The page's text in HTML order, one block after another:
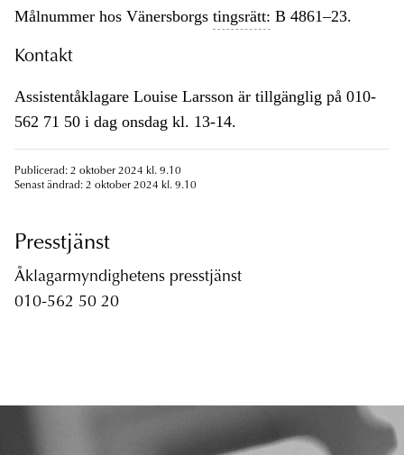
Målnummer hos Vänersborgs tingsrätt: B 4861–23.
Kontakt
Assistentåklagare Louise Larsson är tillgänglig på 010-
562 71 50 i dag onsdag kl. 13-14.
Publicerad: 2 oktober 2024 kl. 9.10
Senast ändrad: 2 oktober 2024 kl. 9.10
Presstjänst
Åklagarmyndighetens presstjänst
010-562 50 20